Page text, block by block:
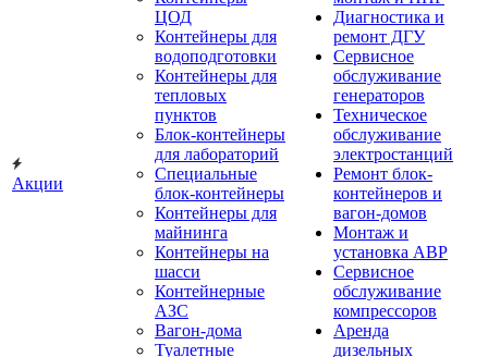
Акции
ЦОД
Контейнеры для
водоподготовки
Контейнеры для
тепловых
пунктов
Блок-контейнеры
для лабораторий
Специальные
блок-контейнеры
Контейнеры для
майнинга
Контейнеры на
шасси
Контейнерные
АЗС
Вагон-дома
Туалетные
Диагностика и
ремонт ДГУ
Сервисное
обслуживание
генераторов
Техническое
обслуживание
электростанций
Ремонт блок-
контейнеров и
вагон-домов
Монтаж и
установка АВР
Сервисное
обслуживание
компрессоров
Аренда
дизельных